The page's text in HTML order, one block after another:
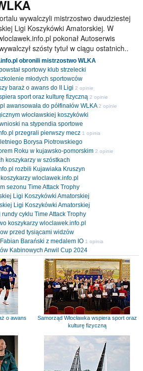
wywalczyli mistrzostwo dwudziestej
Ligi Koszykówki Amatorskiej. W
pokonał Autoserwis
szósty tytuł w ciągu ostatnich..
obronili mistrzostwo WLKA
sportowy klub strzelecki
młodych sportowców
baraż o awans do II Ligi 2 opinie
sport oraz kulturę fizyczną 2 opinie
awansowała do półfinałów WLKA 2 opinie
włocławskiej koszykówki
na stypendia sportowe
przegrali pierwszy mecz 1 opinia
Borysa Piotrowskiego
Roku w kujawsko-pomorskim 2 opinie
koszykarzy w szóstkach
rozbili Kujawiaka Kruszyn
wloclawek.info.pl
sezonu Time Attack Trophy
Ligi Koszykówki Amatorskiej
Ligi Koszykówki Amatorskiej
cyklu Time Attack Trophy
koszykarzy wloclawek.info.pl
przed tysiącami widzów
Barański z medalem IO 1 opinia
Kabinowych Anwil Cup 2024
o awans
Samorząd Włocławka wspiera sport oraz
kulturę fizyczną